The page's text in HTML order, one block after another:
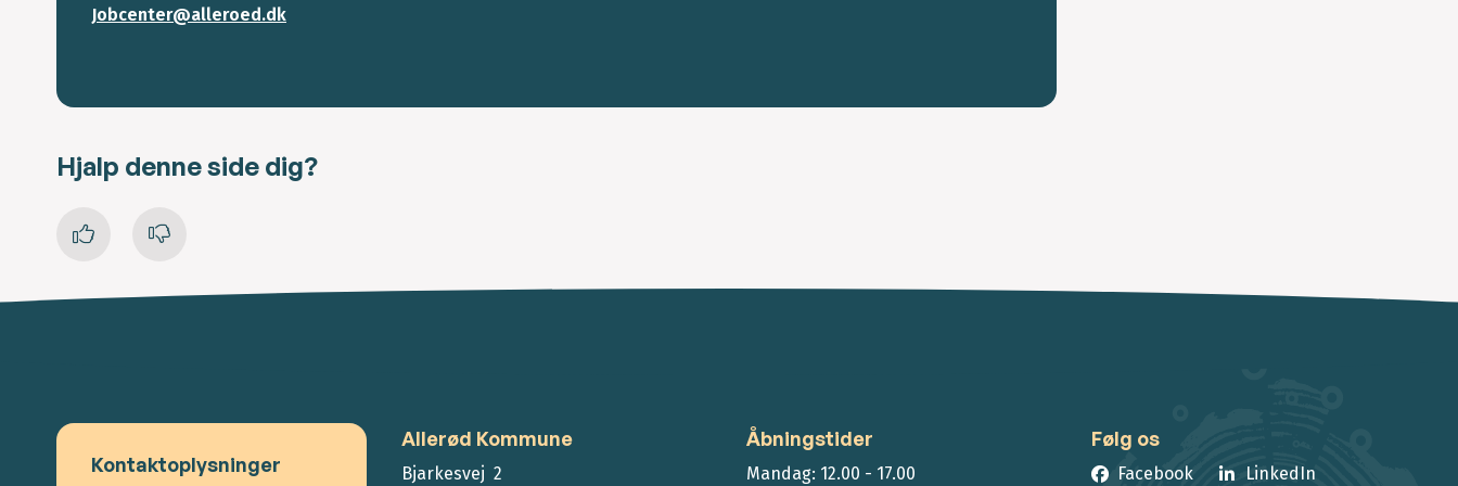
Jobcenter@alleroed.dk
Hjalp denne side dig?
Kontaktoplysninger
Allerød Kommune
Bjarkesvej 2
Åbningstider
Mandag: 12.00 - 17.00
Følg os
Facebook LinkedIn